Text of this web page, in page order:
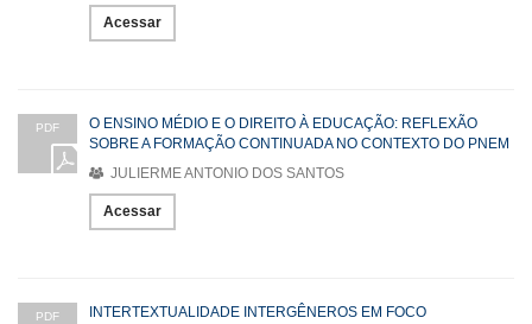
Acessar
PDF
O ENSINO MÉDIO E O DIREITO À EDUCAÇÃO: REFLEXÃO
SOBRE A FORMAÇÃO CONTINUADA NO CONTEXTO DO PNEM
JULIERME ANTONIO DOS SANTOS
Acessar
PDF
INTERTEXTUALIDADE INTERGÊNEROS EM FOCO